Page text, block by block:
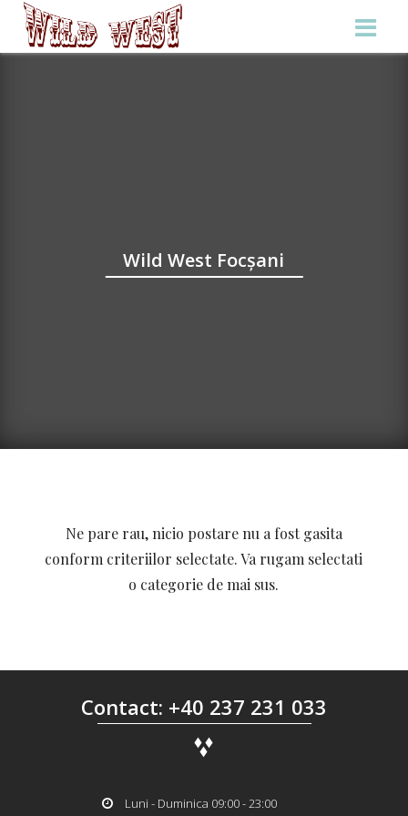
Wild West Focșani
Ne pare rau, nicio postare nu a fost gasita
conform criteriilor selectate. Va rugam selectati
o categorie de mai sus.
Contact: +40 237 231 033
Luni - Duminica 09:00 - 23:00